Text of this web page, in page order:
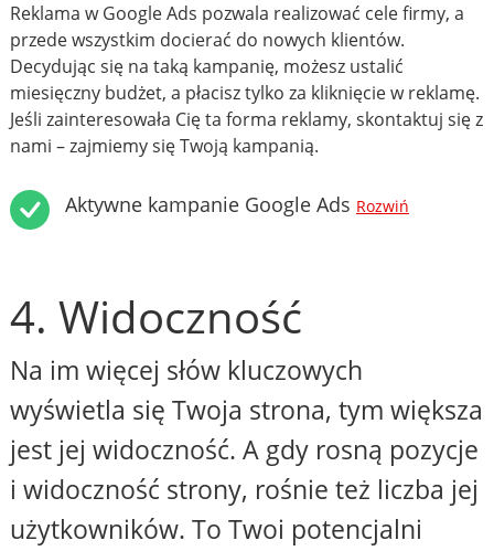
Reklama w Google Ads pozwala realizować cele firmy, a
przede wszystkim docierać do nowych klientów.
Decydując się na taką kampanię, możesz ustalić
miesięczny budżet, a płacisz tylko za kliknięcie w reklamę.
Jeśli zainteresowała Cię ta forma reklamy, skontaktuj się z
nami – zajmiemy się Twoją kampanią.
Aktywne kampanie Google Ads Rozwiń
4. Widoczność
Na im więcej słów kluczowych
wyświetla się Twoja strona, tym większa
jest jej widoczność. A gdy rosną pozycje
i widoczność strony, rośnie też liczba jej
użytkowników. To Twoi potencjalni